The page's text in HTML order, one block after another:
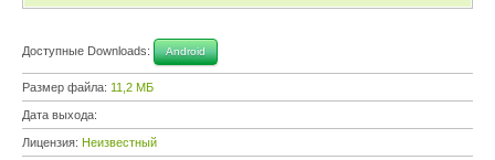
Доступные Downloads: Android
Размер файла: 11,2 МБ
Дата выхода:
Лицензия: Неизвестный